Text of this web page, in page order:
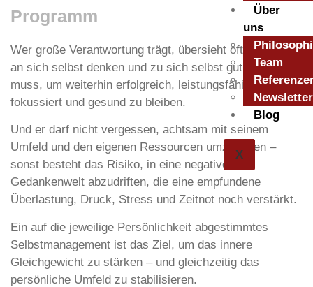
Über
uns
Team
Newsletter
Blog
X
Programm
Wer große Verantwortung trägt, übersieht oft, dass er
an sich selbst denken und zu sich selbst gut sein
muss, um weiterhin erfolgreich, leistungsfähig,
fokussiert und gesund zu bleiben.
Und er darf nicht vergessen, achtsam mit seinem
Umfeld und den eigenen Ressourcen umzugehen –
sonst besteht das Risiko, in eine negative
Gedankenwelt abzudriften, die eine empfundene
Überlastung, Druck, Stress und Zeitnot noch verstärkt.
Ein auf die jeweilige Persönlichkeit abgestimmtes
Selbstmanagement ist das Ziel, um das innere
Gleichgewicht zu stärken – und gleichzeitig das
persönliche Umfeld zu stabilisieren.